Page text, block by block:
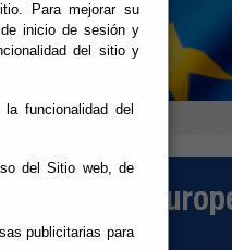
Para mejorar su
inicio de sesión y
del sitio y
funcionalidad del
del Sitio web, de
publicitarias para